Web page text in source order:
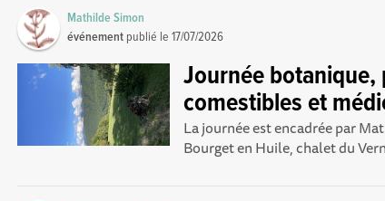
Mathilde Simon
événement publié le17/07/2026
Journée botanique,
comestibles et
La journée est encadrée par
Bourget en Huile, chalet du